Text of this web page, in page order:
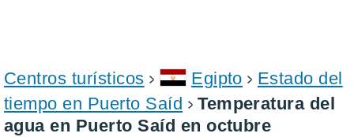
Centros turísticos Egipto
Estado del
tiempo en Puerto Saíd
Temperatura del
agua en Puerto Saíd en octubre